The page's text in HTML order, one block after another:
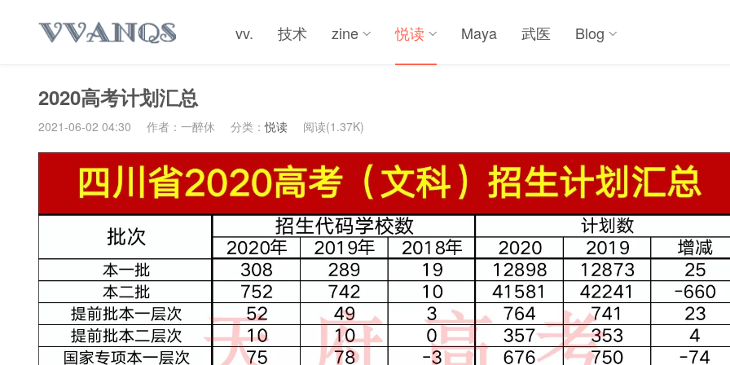
vv. 技术 zine 悦读 Maya 武医 Blog
2020高考计划汇总
2021-06-02 04:30 作者：一醉休 分类：悦读 阅读(1.37K)